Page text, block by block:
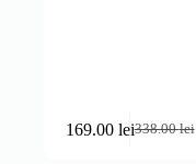
338.00lei
Prețul
169.00 leiPrețul